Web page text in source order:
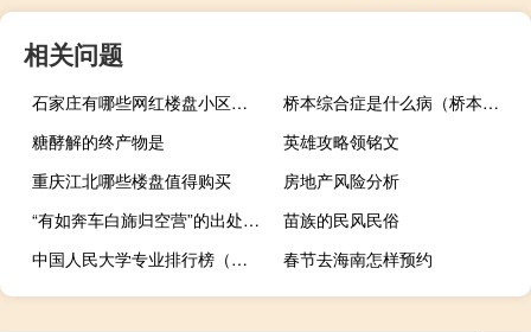
相关问题
石家庄有哪些网红楼盘小区？介绍5个最知名地产项目
桥本综合症是什么病（桥本是什么病）
糖酵解的终产物是
英雄攻略领铭文
重庆江北哪些楼盘值得购买
房地产风险分析
“有如奔车白旆归空营”的出处是哪里
苗族的民风民俗
中国人民大学专业排行榜（大学专业排行榜）
春节去海南怎样预约
成都香槟城楼盘怎么样